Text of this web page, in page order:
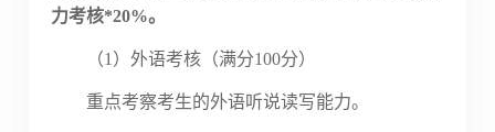
力考核*20%。
（1）外语考核（满分100分）
重点考察考生的外语听说读写能力。